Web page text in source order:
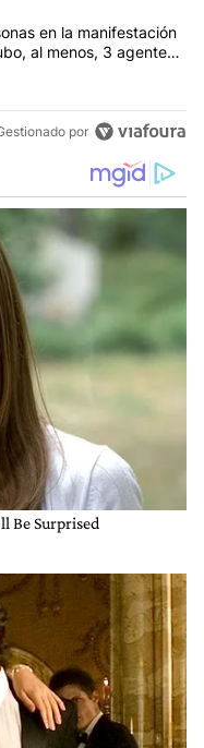
policía arrestó a 12
en la manifestación
al menos, 3 agentes
por